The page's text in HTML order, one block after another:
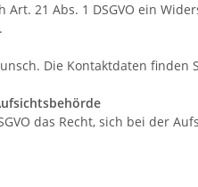
21 Abs. 1 DSGVO ein
Die Kontaktdaten finden
das Recht, sich bei der